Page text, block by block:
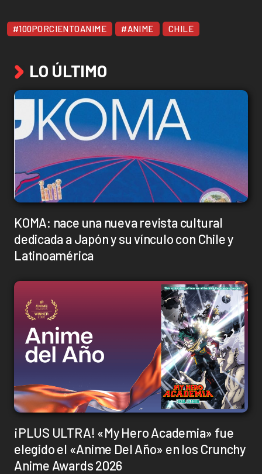
#100PORCIENTOANIME #ANIME CHILE
LO ÚLTIMO
KOMA: nace una nueva revista cultural
dedicada a Japón y su vínculo con Chile y
Latinoamérica
¡PLUS ULTRA! «My Hero Academia» fue
elegido el «Anime Del Año» en los Crunchy
Anime Awards 2026